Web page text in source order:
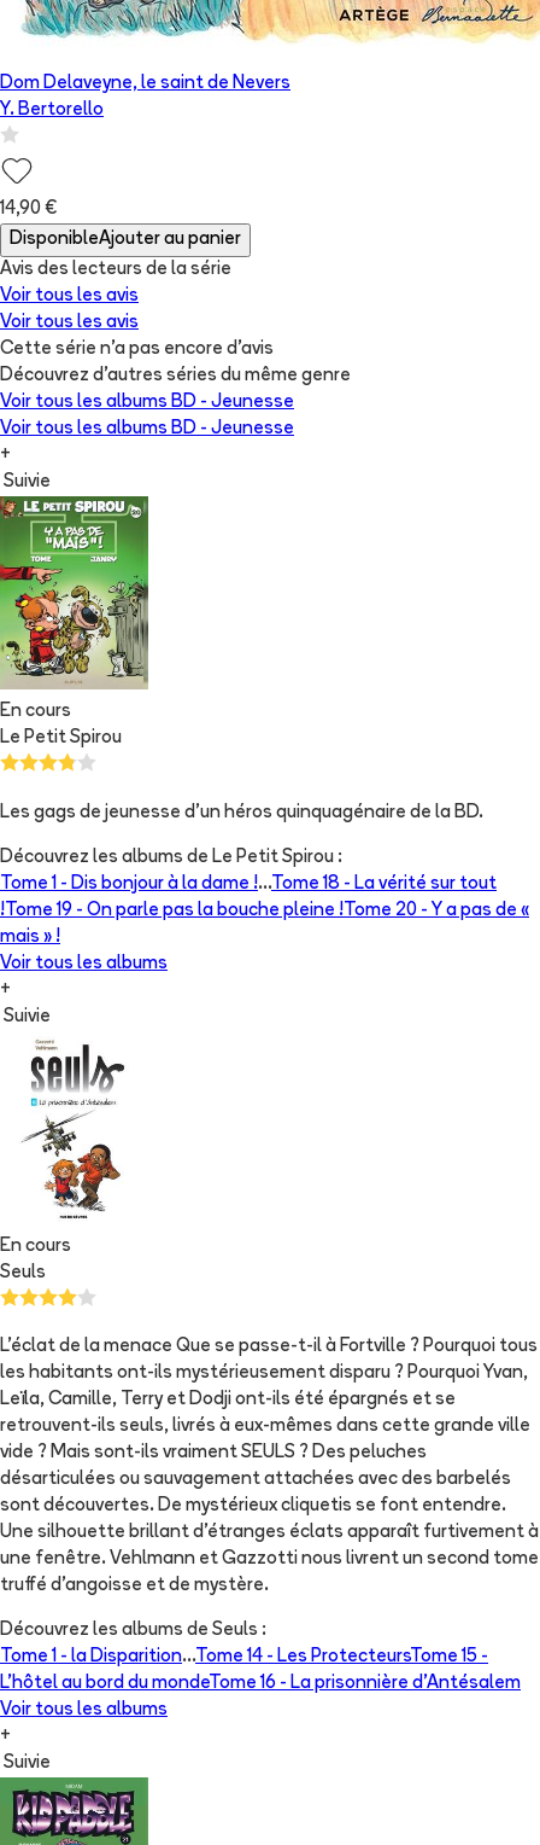
Dom Delaveyne, le saint de Nevers
Y. Bertorello
14,90 €
DisponibleAjouter au panier
Avis des lecteurs de la série
Voir tous les avis
Voir tous les avis
Cette série n'a pas encore d'avis
Découvrez d'autres séries du même genre
Voir tous les albums BD - Jeunesse
Voir tous les albums BD - Jeunesse
+
Suivie
En cours
Le Petit Spirou
Les gags de jeunesse d'un héros quinquagénaire de la BD.
Découvrez les albums de Le Petit Spirou :
Tome 1 - Dis bonjour à la dame !...Tome 18 - La vérité sur tout
! Tome 19 - On parle pas la bouche pleine ! Tome 20 - Y a pas de «
mais » !
Voir tous les albums
+
Suivie
En cours
Seuls
L'éclat de la menace Que se passe-t-il à Fortville ? Pourquoi tous
les habitants ont-ils mystérieusement disparu ? Pourquoi Yvan,
Leïla, Camille, Terry et Dodji ont-ils été épargnés et se
retrouvent-ils seuls, livrés à eux-mêmes dans cette grande ville
vide ? Mais sont-ils vraiment SEULS ? Des peluches
désarticulées ou sauvagement attachées avec des barbelés
sont découvertes. De mystérieux cliquetis se font entendre.
Une silhouette brillant d'étranges éclats apparaît furtivement à
une fenêtre. Vehlmann et Gazzotti nous livrent un second tome
truffé d'angoisse et de mystère.
Découvrez les albums de Seuls :
Tome 1 - la Disparition...Tome 14 - Les ProtecteursTome 15 -
L'hôtel au bord du mondeTome 16 - La prisonnière d'Antésalem
Voir tous les albums
+
Suivie